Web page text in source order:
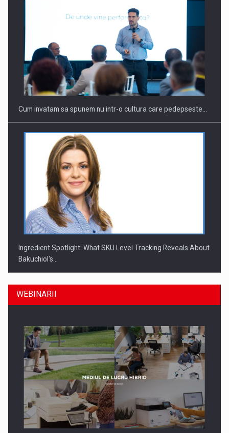
Cum invatam sa spunem nu intr-o cultura care pedepseste…
Ingredient Spotlight: What SKU Level Tracking Reveals About
Bakuchiol's…
Producatorii si comerciantii care nu se supun noilor
reglementari…
WEBINARII